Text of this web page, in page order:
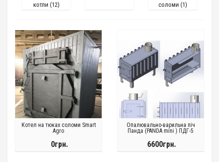
котли (12)
соломи (1)
Котел на тюках соломи Smart
Agro
0грн.
Опалювально-варильна піч
Панда (PANDA mini ) ПДГ-5
6600грн.